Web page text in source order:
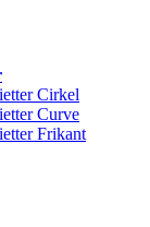
Cirkel
Curve
Frikant